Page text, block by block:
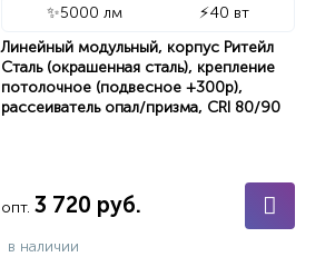
✨5000 лм ⚡40 вт
Линейный модульный, корпус Ритейл
Сталь (окрашенная сталь), крепление
потолочное (подвесное +300р),
рассеиватель опал/призма, CRI 80/90
опт. 3 720 руб.
в наличии